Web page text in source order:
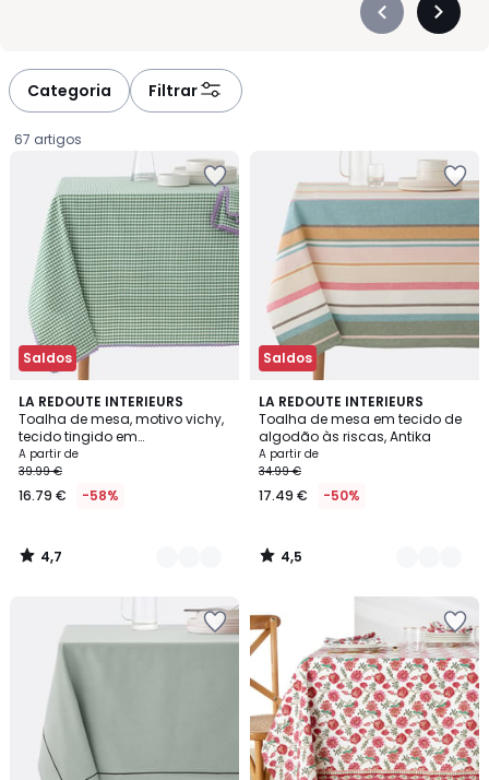
Précédent
Categoria Filtrar
67 artigos
Saldos
LA REDOUTE INTERIEURS
Toalha de mesa, motivo vichy,
tecido tingido em
algodão/linho, Trattoria
Preço
a
partir
16.79
€
39.99
desconto
aplicado.
A partir de
39.99 €
16.79 € -58%
4,7
/ 5
4
Cores
4,7
/
Saldos
LA REDOUTE INTERIEURS
Toalha de mesa em tecido de
algodão às riscas, Antika
A partir de
34.99 €
17.49 € -50%
4,5
/ 5
3
Cores
4,5
/